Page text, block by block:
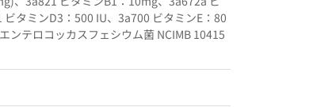
タミンD3：500 IU、3a700 ビタミンE：80
テロコッカスフェシウム菌 NCIMB 10415